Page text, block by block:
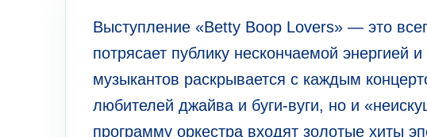
Выступление «Betty Boop Lovers» — это
потрясает публику нескончаемой энергией
музыкантов раскрывается с каждым
любителей джайва и буги-вуги, но и
программу оркестра входят золотые хиты